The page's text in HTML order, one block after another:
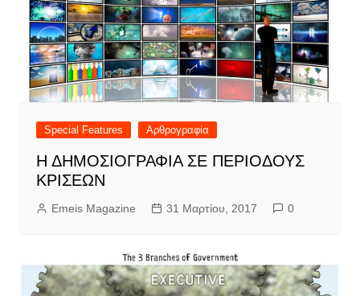
Special Features Αρθρογραφία
Η ΔΗΜΟΣΙΟΓΡΑΦΙΑ ΣΕ ΠΕΡΙΟΔΟΥΣ
ΚΡΙΣΕΩΝ
Emeis Magazine 31 Μαρτίου, 2017 0